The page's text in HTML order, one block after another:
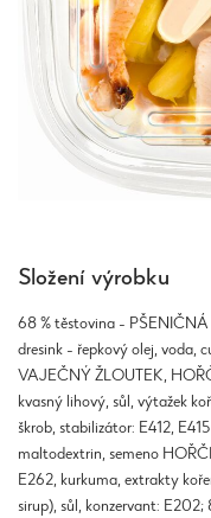
Složení výrobku
68 % těstovina - PŠENIČNÁ
dresink - řepkový olej, voda,
VAJEČNÝ ŽLOUTEK,
kvasný lihový, sůl, výtažek
škrob, stabilizátor: E412,
maltodextrin, semeno
E262, kurkuma, extrakty
sirup), sůl, konzervant: E202;